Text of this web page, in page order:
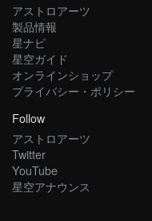
アストロアーツ
製品情報
星ナビ
星空ガイド
オンラインショップ
プライバシー・ポリシー
Follow
アストロアーツ
Twitter
YouTube
星空アナウンス